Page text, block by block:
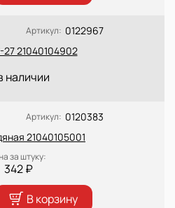
Артикул: 0122967
27 21040104902
наличии
Артикул: 0120383
21040105001
за штуку:
342 ₽
В корзину